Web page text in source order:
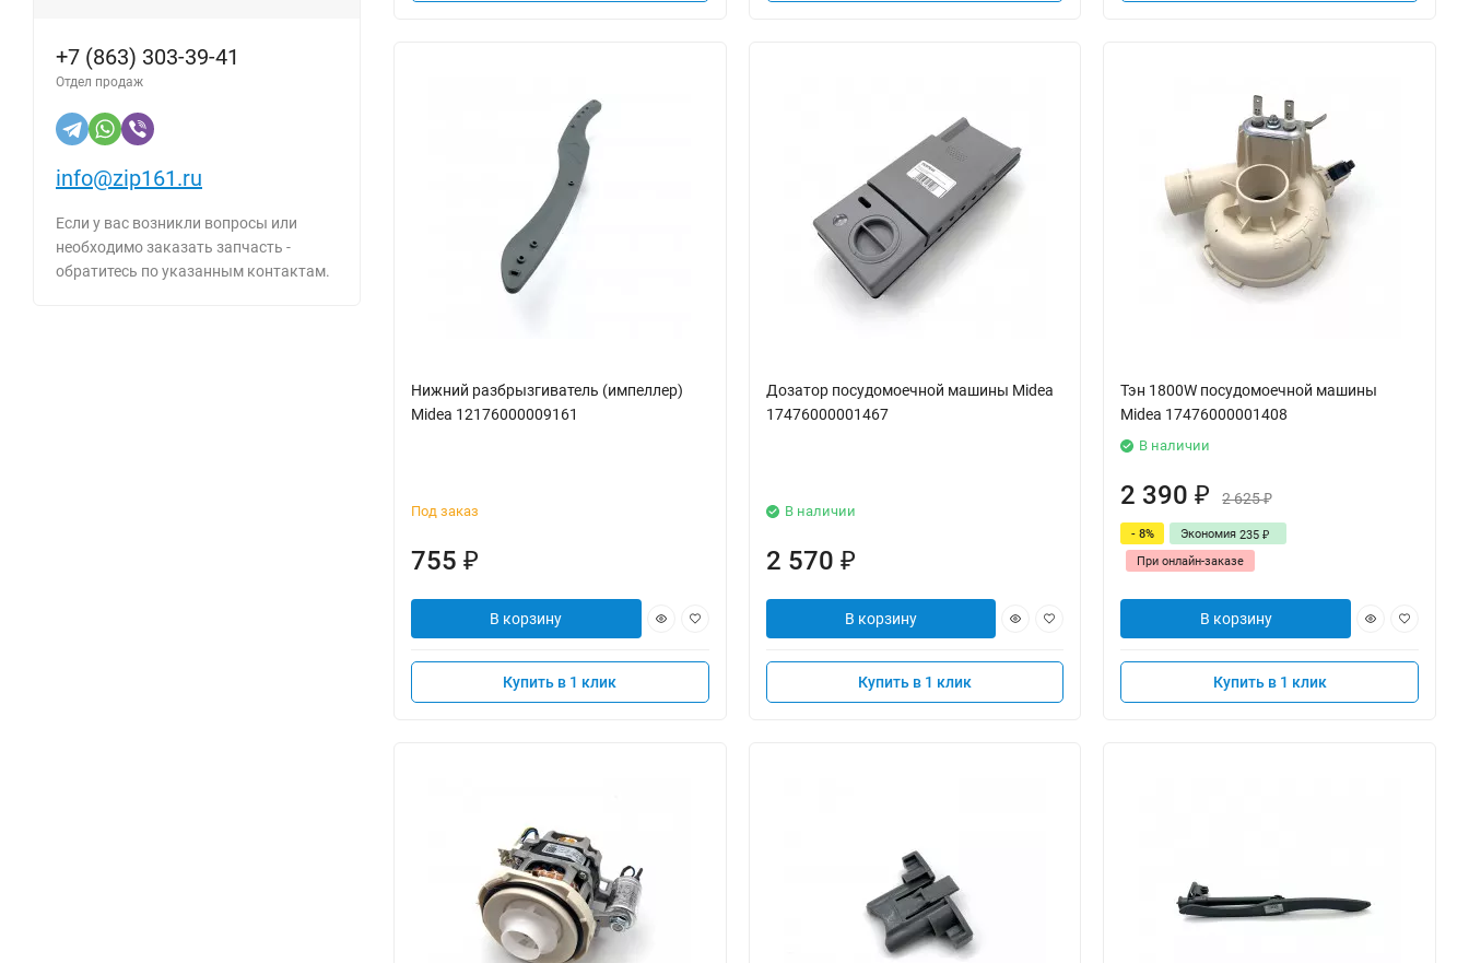
+7 (863) 303-39-41
Отдел продаж
info@zip161.ru
Если у вас возникли вопросы или
необходимо заказать запчасть -
обратитесь по указанным контактам.
Нижний разбрызгиватель (импеллер)
Midea 12176000009161
Под заказ
755 ₽
В корзину
Купить в 1 клик
Дозатор посудомоечной машины Midea
17476000001467
В наличии
2 570 ₽
В корзину
Купить в 1 клик
Тэн 1800W посудомоечной машины
Midea 17476000001408
В наличии
2 390₽ 2 625₽
- 8% Экономия235₽
При онлайн-заказе
В корзину
Купить в 1 клик